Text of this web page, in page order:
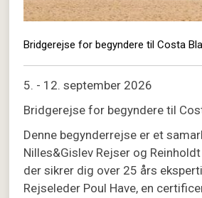
Bridgerejse for begyndere til Costa
5. - 12. september 2026
Bridgerejse for begyndere til
Denne begynderrejse er et
Nilles&Gislev Rejser og
der sikrer dig over 25 års
Rejseleder Poul Have, en